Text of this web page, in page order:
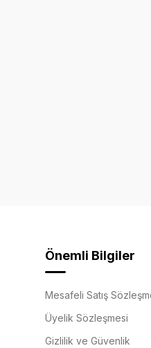
Önemli Bilgiler
Mesafeli Satış
Üyelik Sözleşmesi
Gizlilik ve Güvenlik